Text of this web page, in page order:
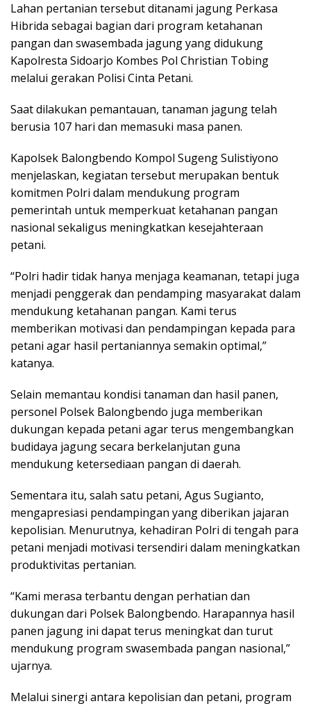
Lahan pertanian tersebut ditanami jagung Perkasa
Hibrida sebagai bagian dari program ketahanan
pangan dan swasembada jagung yang didukung
Kapolresta Sidoarjo Kombes Pol Christian Tobing
melalui gerakan Polisi Cinta Petani.
Saat dilakukan pemantauan, tanaman jagung telah
berusia 107 hari dan memasuki masa panen.
Kapolsek Balongbendo Kompol Sugeng Sulistiyono
menjelaskan, kegiatan tersebut merupakan bentuk
komitmen Polri dalam mendukung program
pemerintah untuk memperkuat ketahanan pangan
nasional sekaligus meningkatkan kesejahteraan
petani.
“Polri hadir tidak hanya menjaga keamanan, tetapi juga
menjadi penggerak dan pendamping masyarakat dalam
mendukung ketahanan pangan. Kami terus
memberikan motivasi dan pendampingan kepada para
petani agar hasil pertaniannya semakin optimal,”
katanya.
Selain memantau kondisi tanaman dan hasil panen,
personel Polsek Balongbendo juga memberikan
dukungan kepada petani agar terus mengembangkan
budidaya jagung secara berkelanjutan guna
mendukung ketersediaan pangan di daerah.
Sementara itu, salah satu petani, Agus Sugianto,
mengapresiasi pendampingan yang diberikan jajaran
kepolisian. Menurutnya, kehadiran Polri di tengah para
petani menjadi motivasi tersendiri dalam meningkatkan
produktivitas pertanian.
“Kami merasa terbantu dengan perhatian dan
dukungan dari Polsek Balongbendo. Harapannya hasil
panen jagung ini dapat terus meningkat dan turut
mendukung program swasembada pangan nasional,”
ujarnya.
Melalui sinergi antara kepolisian dan petani, program